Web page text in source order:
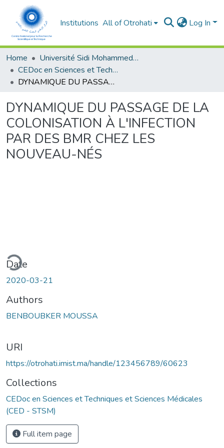
Institutions All of Otrohati Log In
Home
Université Sidi Mohammed Ben Abdellah - Fès
CEDoc en Sciences et Techniques et Sciences Médicales (CED - STSM)
DYNAMIQUE DU PASSAGE DE LA COLONISATION À L'INFECTION PAR DES BMR CHEZ LES NOUVEAU-NÉS
DYNAMIQUE DU PASSAGE DE LA
COLONISATION À L'INFECTION
PAR DES BMR CHEZ LES
NOUVEAU-NÉS
Date
2020-03-21
Authors
BENBOUBKER MOUSSA
URI
https://otrohati.imist.ma/handle/123456789/60623
Collections
CEDoc en Sciences et Techniques et Sciences Médicales
(CED - STSM)
Full item page